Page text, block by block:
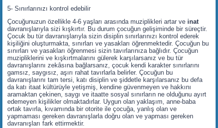
5- Sınırlarınızı kontrol edebilir
Çocuğunuzun özellikle 4-6 yaşları arasında muziplikleri artar ve inat
davranışlarıyla sizi kışkırtır. Bu durum çocuğun gelişiminde bir süreçtir.
Çocuk bu tür davranışlarıyla sizin disiplin sınırlarınızı kontrol ederek
kişiliğini oluşturmakta, sınırları ve yasakları öğrenmektedir. Çocuğun bu
sınırları ve yasakları öğrenmesi sizin tavırlarınıza bağlıdır. Çocuğun
muzipliklerini ve kışkırtmalarını gülerek karşılarsanız ve bu tür
davranışlarını zekâsına bağlarsanız, çocuk kendi karakter sınırlarını
gamsız, saygısız, aşırı rahat tavırlarla belirler. Çocuğun bu
davranışlarını tam tersi, katı disiplin ve şiddetle karşılarsanız bu defa
da katı itaat kültürüyle yetişmiş, kendine güvenmeyen ve hakkını
aramaktan çekinen, saygı ve itaatte sosyal sınırların ne olduğunu ayırt
edemeyen kişilikler olmaktadırlar. Uygun olan yaklaşım, anne-baba
ortak tavırla, kıvamında bir otorite ile çocuğa, yanlış olan ve
yapmaması gereken davranışlarla doğru olan ve yapması gereken
davranışları fark ettirmektir.